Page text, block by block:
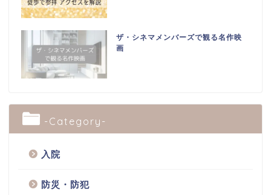
ザ・シネマメンバーズで観る名作映
画
-Category-
入院
防災・防犯